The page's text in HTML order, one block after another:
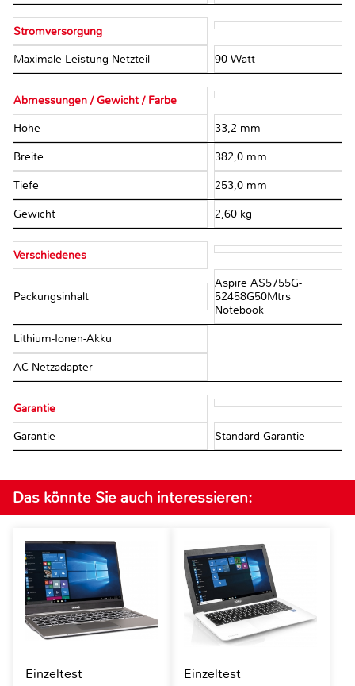
Stromversorgung
Maximale Leistung Netzteil 90 Watt
Abmessungen / Gewicht / Farbe
Höhe 33,2 mm
Breite 382,0 mm
Tiefe 253,0 mm
Gewicht 2,60 kg
Verschiedenes
Packungsinhalt
Aspire AS5755G-
52458G50Mtrs
Notebook
Lithium-Ionen-Akku
AC-Netzadapter
Garantie
Garantie Standard Garantie
Das könnte Sie auch interessieren:
Einzeltest
Einzeltest